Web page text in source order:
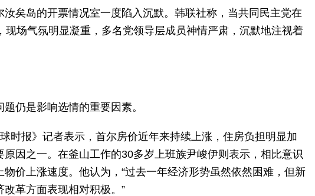
矣岛的开票情况室一度陷入沉默。韩联社称，当共同民主党在
场气氛明显凝重，多名党领导层成员神情严肃，沉默地注视着
仍是影响选情的重要因素。
时报》记者表示，首尔房价近年来持续上涨，住房负担明显加
因之一。在釜山工作的30多岁上班族尹峻伊则表示，相比意识
价上涨速度。他认为，“过去一年经济形势虽然依然困难，但新
革方面表现相对积极。”